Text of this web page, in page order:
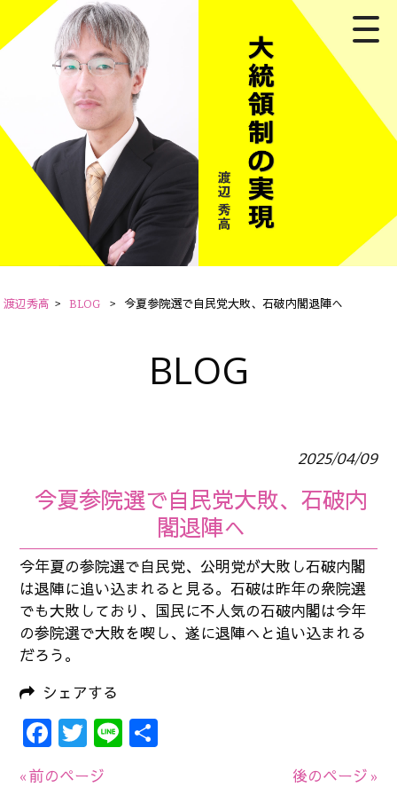
渡辺秀高 > BLOG > 今夏参院選で自民党大敗、石破内閣退陣へ
BLOG
2025/04/09
今夏参院選で自民党大敗、石破内
閣退陣へ
今年夏の参院選で自民党、公明党が大敗し石破内閣
は退陣に追い込まれると見る。石破は昨年の衆院選
でも大敗しており、国民に不人気の石破内閣は今年
の参院選で大敗を喫し、遂に退陣へと追い込まれる
だろう。
シェアする
Facebook
Twitter
Line
« 前のページ 後のページ »